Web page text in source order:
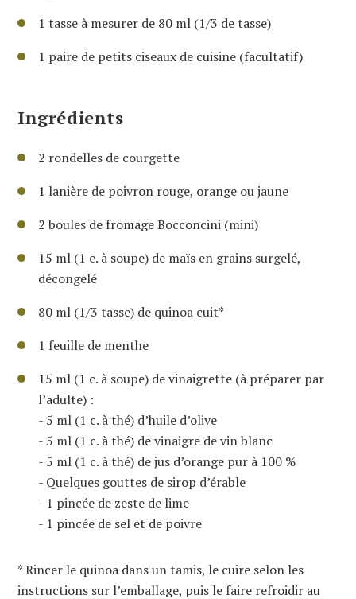
1 tasse à mesurer de 80 ml (1/3 de tasse)
1 paire de petits ciseaux de cuisine (facultatif)
Ingrédients
2 rondelles de courgette
1 lanière de poivron rouge, orange ou jaune
2 boules de fromage Bocconcini (mini)
15 ml (1 c. à soupe) de maïs en grains surgelé,
décongelé
80 ml (1/3 tasse) de quinoa cuit*
1 feuille de menthe
15 ml (1 c. à soupe) de vinaigrette (à préparer par
l’adulte) :
- 5 ml (1 c. à thé) d’huile d’olive
- 5 ml (1 c. à thé) de vinaigre de vin blanc
- 5 ml (1 c. à thé) de jus d’orange pur à 100 %
- Quelques gouttes de sirop d’érable
- 1 pincée de zeste de lime
- 1 pincée de sel et de poivre
* Rincer le quinoa dans un tamis, le cuire selon les
instructions sur l’emballage, puis le faire refroidir au